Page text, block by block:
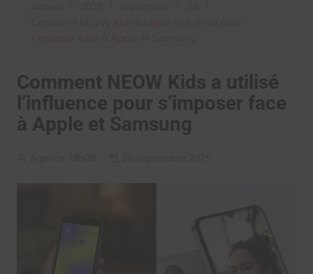
Comment NEOW Kids a utilisé
l’influence pour s’imposer face
à Apple et Samsung